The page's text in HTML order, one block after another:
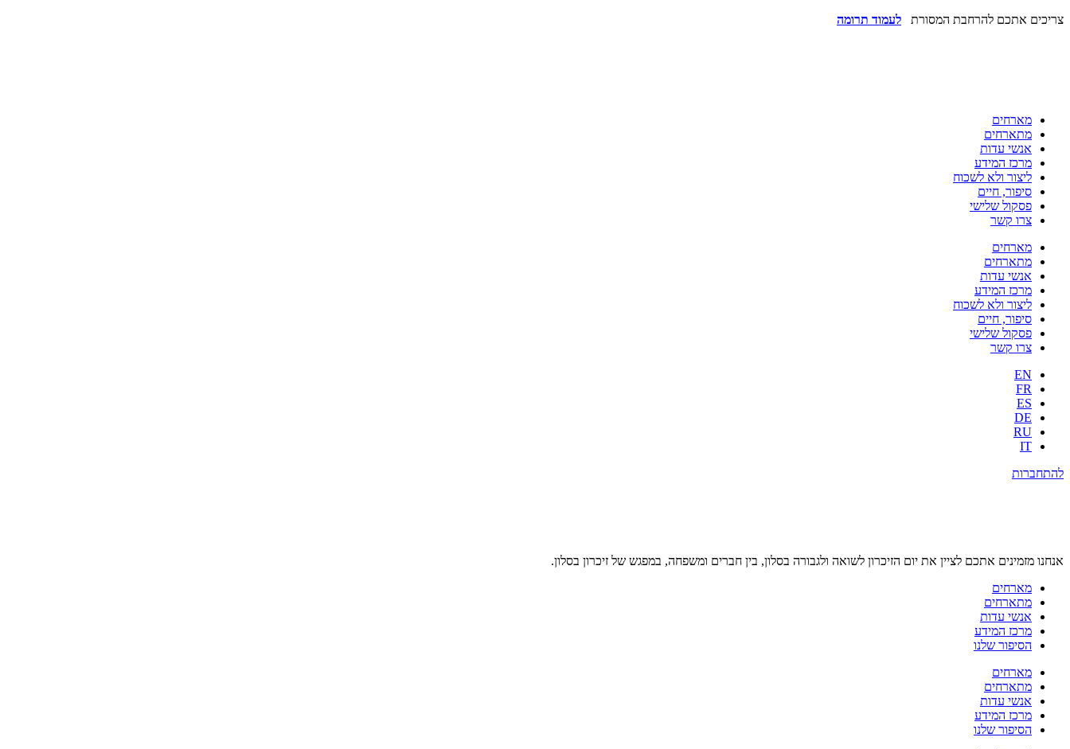
צריכים אתכם להרחבת המסורת לעמוד תרומה
מארחים
מתארחים
אנשי עדות
מרכז המידע
ליצור ולא לשכוח
סיפור, חיים
פסקול שלישי
צרו קשר
מארחים
מתארחים
אנשי עדות
מרכז המידע
ליצור ולא לשכוח
סיפור, חיים
פסקול שלישי
צרו קשר
EN
FR
ES
DE
RU
IT
להתחברות
אנחנו מזמינים אתכם לציין את יום הזיכרון לשואה ולגבורה בסלון, בין חברים ומשפחה, במפגש של זיכרון בסלון.
מארחים
מתארחים
אנשי עדות
מרכז המידע
הסיפור שלנו
מארחים
מתארחים
אנשי עדות
מרכז המידע
הסיפור שלנו